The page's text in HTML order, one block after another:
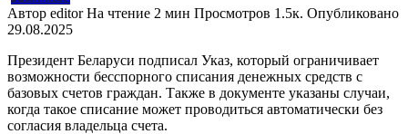
Автор editor На чтение 2 мин Просмотров 1.5к. Опубликовано
29.08.2025
Президент Беларуси подписал Указ, который ограничивает
возможности бесспорного списания денежных средств с
базовых счетов граждан. Также в документе указаны случаи,
когда такое списание может проводиться автоматически без
согласия владельца счета.